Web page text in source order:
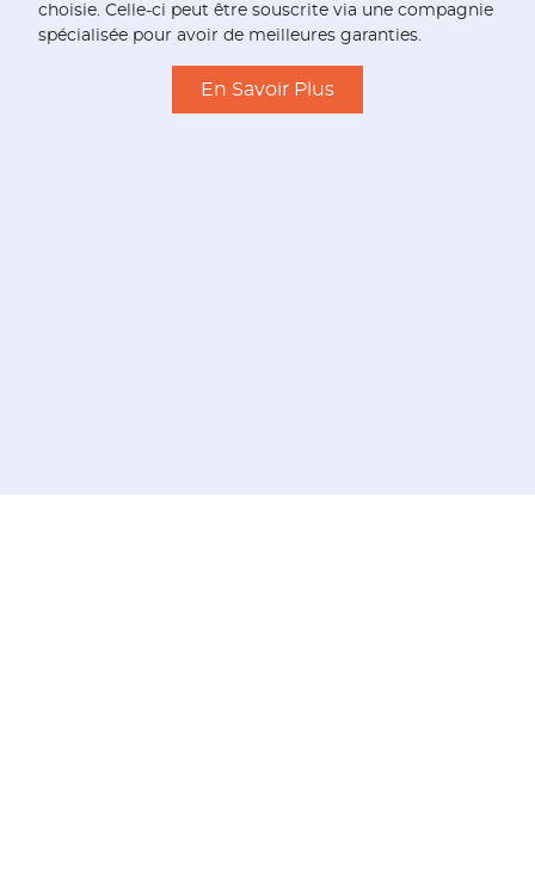
choisie. Celle-ci peut être souscrite via une compagnie
spécialisée pour avoir de meilleures garanties.
En Savoir Plus